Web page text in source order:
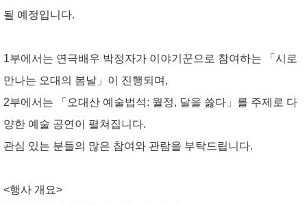
될 예정입니다.
1부에서는 연극배우 박정자가 이야기꾼으로 참여하는 「시로
만나는 오대의 봄날」이 진행되며,
2부에서는
「오대산 예술법석: 월정, 달을 쓿다」 를 주제로 다
양한 예술 공연이 펼쳐집니다.
관심 있는 분들의 많은 참여와 관람을 부탁드립니다.
<행사 개요>